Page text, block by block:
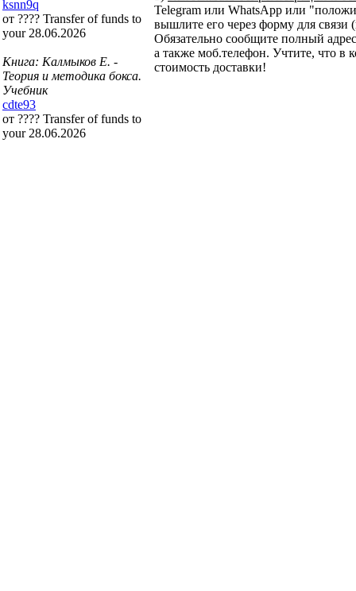
ksnn9q
от ???? Transfer of funds to
your 28.06.2026
Книга: Калмыков Е. -
Теория и методика бокса.
Учебник
cdte93
от ???? Transfer of funds to
your 28.06.2026
Telegram или WhatsApp или
вышлите его через форму для связи
Обязательно сообщите полный
а также моб.телефон. Учтите, что в
стоимость доставки!